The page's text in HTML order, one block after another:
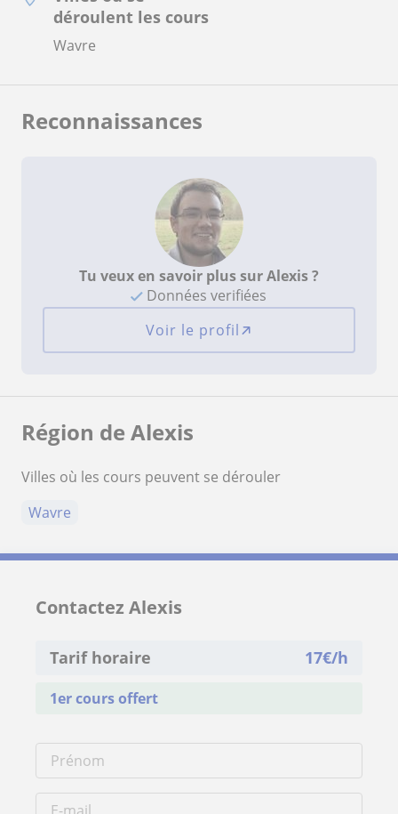
déroulent les cours
Wavre
Reconnaissances
Tu veux en savoir plus sur Alexis ?
Données verifiées
Voir le profil
Région de Alexis
Villes où les cours peuvent se dérouler
Wavre
Contactez Alexis
Tarif horaire 17€/h
1er cours offert